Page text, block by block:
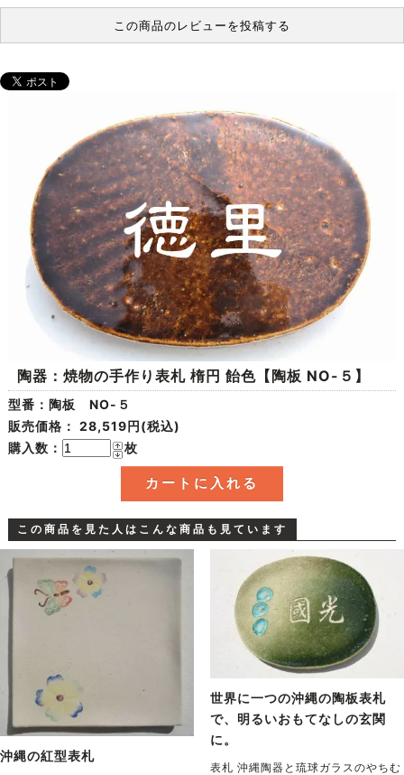
この商品のレビューを投稿する
陶器：焼物の手作り表札 楕円 飴色【陶板 NO-５】
型番：陶板 NO-５
販売価格： 28,519円(税込)
購入数：
枚
この商品を見た人はこんな商品も見ています
沖縄の紅型表札
世界に一つの沖縄の陶板表札
で、明るいおもてなしの玄関
に。
表札 沖縄陶器と琉球ガラスのやちむ